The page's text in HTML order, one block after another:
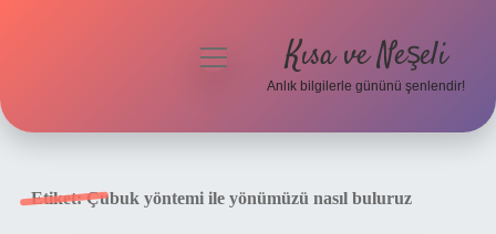
menüyü
Kısa ve Neşeli
Anlık bilgilerle gününü şenlendir!
Etiket:Çubuk yöntemi ile yönümüzü nasıl buluruz